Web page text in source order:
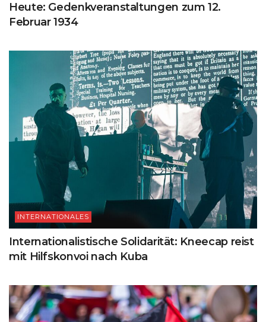
Heute: Gedenkveranstaltungen zum 12.
Februar 1934
INTERNATIONALES
Internationalistische Solidarität: Kneecap reist
mit Hilfskonvoi nach Kuba